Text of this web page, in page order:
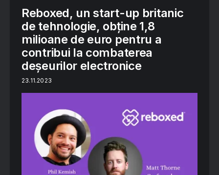
Reboxed, un start-up britanic
de tehnologie, obține 1,8
milioane de euro pentru a
contribui la combaterea
deșeurilor electronice
23.11.2023